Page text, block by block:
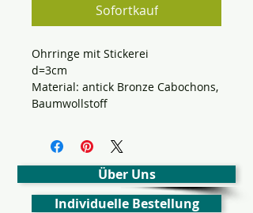
Sofortkauf
Ohrringe mit Stickerei
d=3cm
Material: antick Bronze Cabochons,
Baumwollstoff
Über Uns
Individuelle Bestellung